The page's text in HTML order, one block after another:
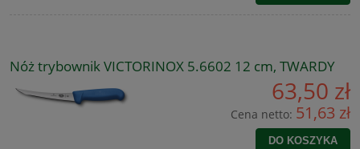
Nóż trybownik VICTORINOX 5.6602 12 cm, TWARDY
63,50 zł
Cena netto: 51,63 zł
DO KOSZYKA